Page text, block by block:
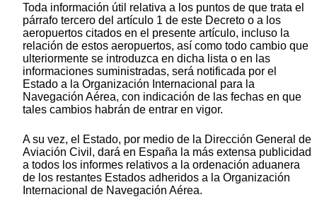
Toda información útil relativa a los puntos de que trata el
párrafo tercero del artículo 1 de este Decreto o a los
aeropuertos citados en el presente artículo, incluso la
relación de estos aeropuertos, así como todo cambio que
ulteriormente se introduzca en dicha lista o en las
informaciones suministradas, será notificada por el
Estado a la Organización Internacional para la
Navegación Aérea, con indicación de las fechas en que
tales cambios habrán de entrar en vigor.
A su vez, el Estado, por medio de la Dirección General de
Aviación Civil, dará en España la más extensa publicidad
a todos los informes relativos a la ordenación aduanera
de los restantes Estados adheridos a la Organización
Internacional de Navegación Aérea.